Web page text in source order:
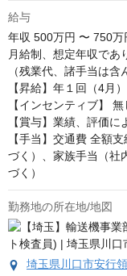
給与
年収 500万円 〜 750万
月給制、想定年収であ
（残業代、諸手当は含
【昇給】年１回（4月）
【インセンティブ】 無
【賞与】業績、評価に
【手当】交通費 全額
づく）、家族手当（社
づく）
勤務地の所在地/地図
埼玉県川口市安行